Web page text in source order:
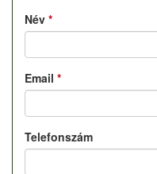
Név *
Email *
Telefonszám